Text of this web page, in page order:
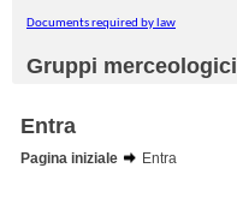
Documents required by law
Gruppi merceologici
Entra
Pagina iniziale
Entra